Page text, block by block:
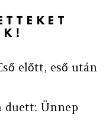
előtt, eső után
duett: Ünnep